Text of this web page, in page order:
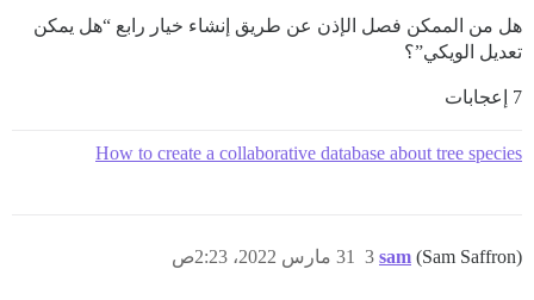
هل من الممكن فصل الإذن عن طريق إنشاء خيار رابع “هل يمكن
تعديل الويكي”؟
7 إعجابات
How to create a collaborative database about tree species
sam (Sam Saffron) 31 مارس 2022، 2:23ص 3